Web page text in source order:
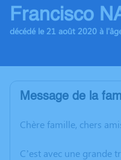
Francisco
décédé le 21 août 2020 à
Message de la
Chère famille, chers
C’est avec une grande